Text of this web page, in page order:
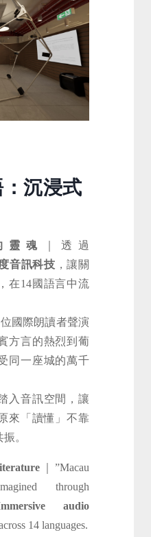
沉浸式
靈魂
｜透過
音訊科技 ，讓關
在14國語言中流
位國際朗讀者聲演
方言的熱烈到葡
同一座城的萬千
踏入音訊空間，讓
「讀懂」不靠
。
｜”Macau
through
audio
14 languages.